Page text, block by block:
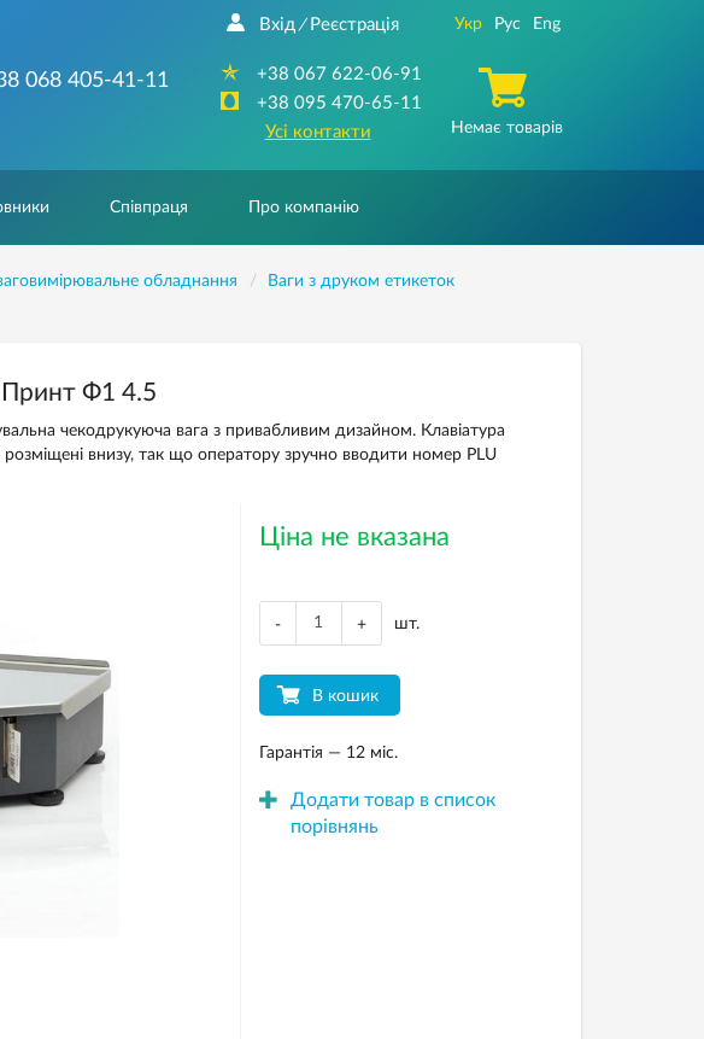
068 405-41-11
Вхід / Реєстрація
+38 067 622-06-91
+38 095 470-65-11
Усі контакти
Укр Рус Eng
Немає товарів
Співпраця Про компанію
обладнання
Ваги з друком етикеток
Ф1 4.5
чекодрукуюча вага з привабливим дизайном. Клавіатура
внизу, так що оператору зручно вводити номер PLU
Ціна не вказана
- + шт.
В кошик
Гарантія — 12 міс.
Додати товар в список
порівнянь